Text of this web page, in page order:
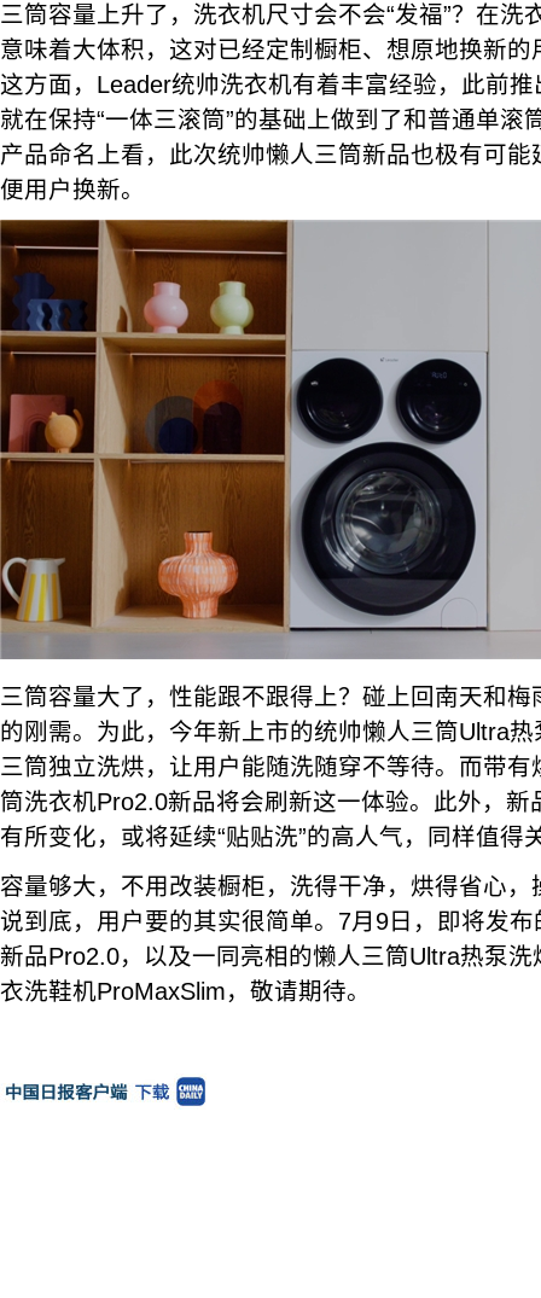
三筒容量上升了，洗衣机尺寸会不会“发福”？在洗
意味着大体积，这对已经定制橱柜、想原地换新
这方面，Leader统帅洗衣机有着丰富经验，此前
就在保持“一体三滚筒”的基础上做到了和普通单滚
产品命名上看，此次统帅懒人三筒新品也极有可
便用户换新。
三筒容量大了，性能跟不跟得上？碰上回南天和
的刚需。为此，今年新上市的统帅懒人三筒Ultra
三筒独立洗烘，让用户能随洗随穿不等待。而带
筒洗衣机Pro2.0新品将会刷新这一体验。此外，新
有所变化，或将延续“贴贴洗”的高人气，同样值得
容量够大，不用改装橱柜，洗得干净，烘得省心
说到底，用户要的其实很简单。7月9日，即将发
新品Pro2.0，以及一同亮相的懒人三筒Ultra热泵
衣洗鞋机ProMaxSlim，敬请期待。